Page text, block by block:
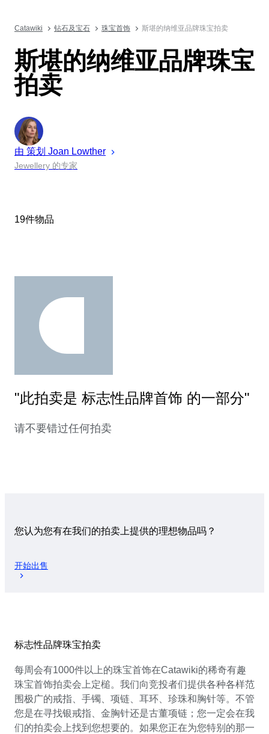
Catawiki 钻石及宝石 珠宝首饰 斯堪的纳维亚品牌珠宝拍卖
斯堪的纳维亚品牌珠宝
拍卖
由 策划 Joan Lowther
Jewellery 的专家
19件物品
"此拍卖是 标志性品牌首饰 的一部分"
请不要错过任何拍卖
您认为您有在我们的拍卖上提供的理想物品吗？
开始出售
标志性品牌珠宝拍卖
每周会有1000件以上的珠宝首饰在Catawiki的稀奇有趣
珠宝首饰拍卖会上定槌。我们向竞投者们提供各种各样范
围极广的戒指、手镯、项链、耳环、珍珠和胸针等。不管
您是在寻找银戒指、金胸针还是古董项链；您一定会在我
们的拍卖会上找到您想要的。如果您正在为您特别的那一